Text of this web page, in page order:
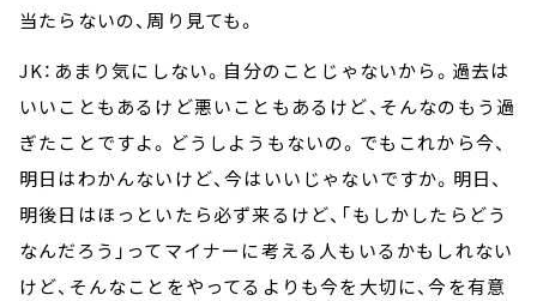
当たらないの、周り見ても。
JK：あまり気にしない。自分のことじゃないから。過去は
いいこともあるけど悪いこともあるけど、そんなのもう過
ぎたことですよ。どうしようもないの。でもこれから今、
明日はわかんないけど、今はいいじゃないですか。明日、
明後日はほっといたら必ず来るけど、「もしかしたらどう
なんだろう」ってマイナーに考える人もいるかもしれない
けど、そんなことをやってるよりも今を大切に、今を有意